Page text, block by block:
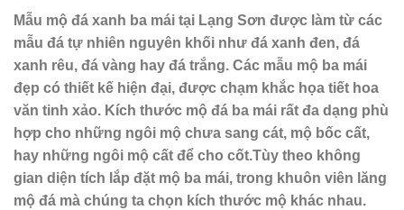
Mẫu mộ đá xanh ba mái tại Lạng Sơn được làm từ các
mẫu đá tự nhiên nguyên khối như đá xanh đen, đá
xanh rêu, đá vàng hay đá trắng. Các mẫu mộ ba mái
đẹp có thiết kế hiện đại, được chạm khắc họa tiết hoa
văn tinh xảo. Kích thước mộ đá ba mái rất đa dạng phù
hợp cho những ngôi mộ chưa sang cát, mộ bốc cất,
hay những ngôi mộ cất để cho cốt.Tùy theo không
gian diện tích lắp đặt mộ ba mái, trong khuôn viên lăng
mộ đá mà chúng ta chọn kích thước mộ khác nhau.